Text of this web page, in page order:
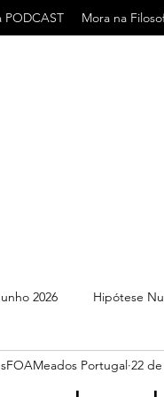
PODCAST Mora na
2026 Hipótese
AHA ACC
Portugal 22